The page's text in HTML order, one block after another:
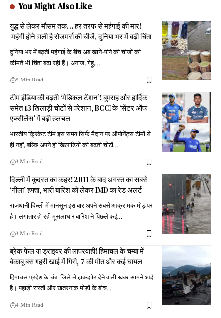
You Might Also Like
युद्ध से लेकर मौसम तक… हर तरफ से महंगाई की मार!
महंगी होने वाली है रोजमर्रा की चीजें, दुनिया भर में बढ़ी चिंता
दुनिया भर में बढ़ती महंगाई के बीच अब खाने-पीने की चीजों की
कीमतें भी चिंता बढ़ा रही हैं। अनाज, गेहूं,…
5 Min Read
टीम इंडिया की बढ़ती ‘मेडिकल टेंशन’! बुमराह और हार्दिक
समेत 13 खिलाड़ी चोटों से परेशान, BCCI के ‘सेंटर ऑफ
एक्सीलेंस’ में बढ़ी हलचल
भारतीय क्रिकेट टीम इस समय सिर्फ मैदान पर ऑपोनेंट्स टीमों से
ही नहीं, बल्कि अपने ही खिलाड़ियों की बढ़ती चोटों…
3 Min Read
दिल्ली में कुदरत का कहर! 2011 के बाद अगस्त का सबसे
‘गीला’ हफ्ता, भारी बारिश को लेकर IMD का रेड अलर्ट
राजधानी दिल्ली में मानसून इस बार अपने सबसे आक्रामक मोड़ पर
है। लगातार हो रही मूसलाधार बारिश ने पिछले कई…
3 Min Read
ब्रेक फेल या ड्राइवर की लापरवाही! हिमाचल के चम्बा में
बेकाबू बस गहरी खाई में गिरी, 7 की मौत और कई घायल
हिमाचल प्रदेश के चंबा जिले से झकझोर देने वाली खबर सामने आई
है। पहाड़ी रास्तों और खतरनाक मोड़ों के बीच…
4 Min Read